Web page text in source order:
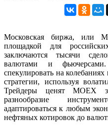
Московская биржа, или
площадкой для
заключаются тысячи
валютами и
спекулировать на
стратегии, используя
Трейдеры ценят MOEX
разнообразие
адаптироваться к любым
нефтяных котировок до